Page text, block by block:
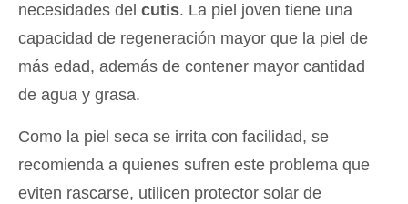
necesidades del cutis. La piel joven tiene una
capacidad de regeneración mayor que la piel de
más edad, además de contener mayor cantidad
de agua y grasa.
Como la piel seca se irrita con facilidad, se
recomienda a quienes sufren este problema que
eviten rascarse, utilicen protector solar de